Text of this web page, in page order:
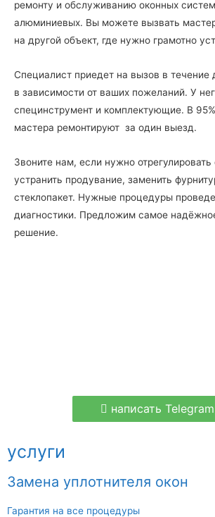
ремонту и обслуживанию оконных
алюминиевых. Вы можете вызвать
на другой объект, где нужно грамотно
Специалист приедет на вызов в течение
в зависимости от ваших пожеланий. У
специнструмент и комплектующие. В
мастера ремонтируют за один выезд.
Звоните нам, если нужно отрегулировать
устранить продувание, заменить
стеклопакет. Нужные процедуры
диагностики. Предложим самое
решение.
написать Telegram
услуги
Замена уплотнителя окон
Гарантия на все процедуры